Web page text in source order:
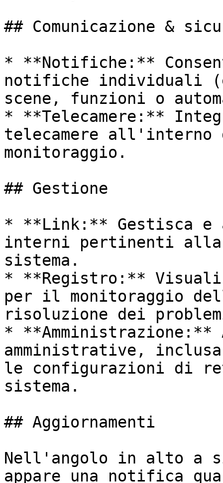
## Comunicazione &
* **Notifiche:**
notifiche individuali
scene, funzioni o
* **Telecamere:**
telecamere all'interno
monitoraggio.
## Gestione
* **Link:** Gestisca e
interni pertinenti alla
sistema.
* **Registro:**
per il monitoraggio
risoluzione dei
* **Amministrazione:**
amministrative,
le configurazioni di
sistema.
## Aggiornamenti
Nell'angolo in alto a
appare una notifica